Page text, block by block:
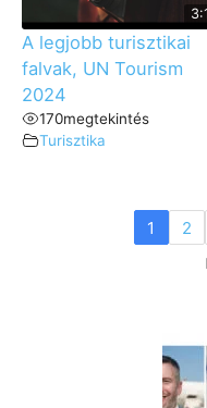
A legjobb turisztikai
falvak, UN Tourism
2024
170megtekintés
Turisztika
1 2